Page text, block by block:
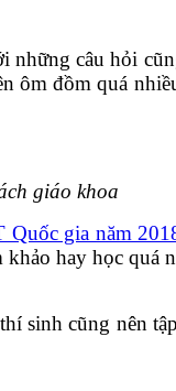
câu hỏi
đồm quá
giáo khoa
gia năm
hay học quá
sinh cũng nên